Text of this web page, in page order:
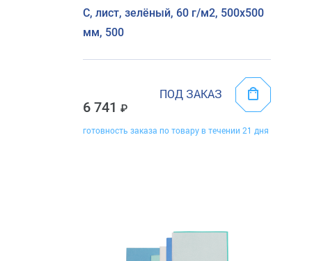
С, лист, зелёный, 60 г/м2, 500х500
мм, 500
6 741
ПОД ЗАКАЗ
готовность заказа по товару в течении 21 дня